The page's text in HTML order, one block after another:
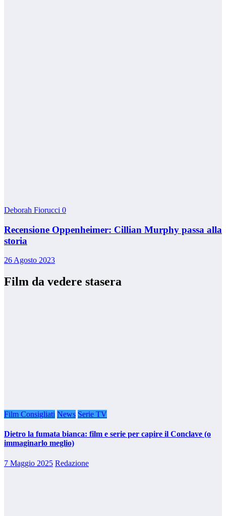
Deborah Fiorucci 0
Recensione Oppenheimer: Cillian Murphy passa alla
storia
26 Agosto 2023
Film da vedere stasera
Film Consigliati News Serie TV
Dietro la fumata bianca: film e serie per capire il Conclave (o
immaginarlo meglio)
7 Maggio 2025 Redazione